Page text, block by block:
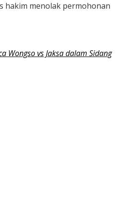
hakim menolak permohonan
Wongso vs Jaksa dalam Sidang